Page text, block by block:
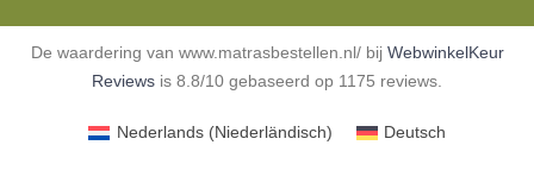
De waardering van www.matrasbestellen.nl/ bij WebwinkelKeur
Reviews is 8.8/10 gebaseerd op 1175 reviews.
Nederlands(Niederländisch) Deutsch